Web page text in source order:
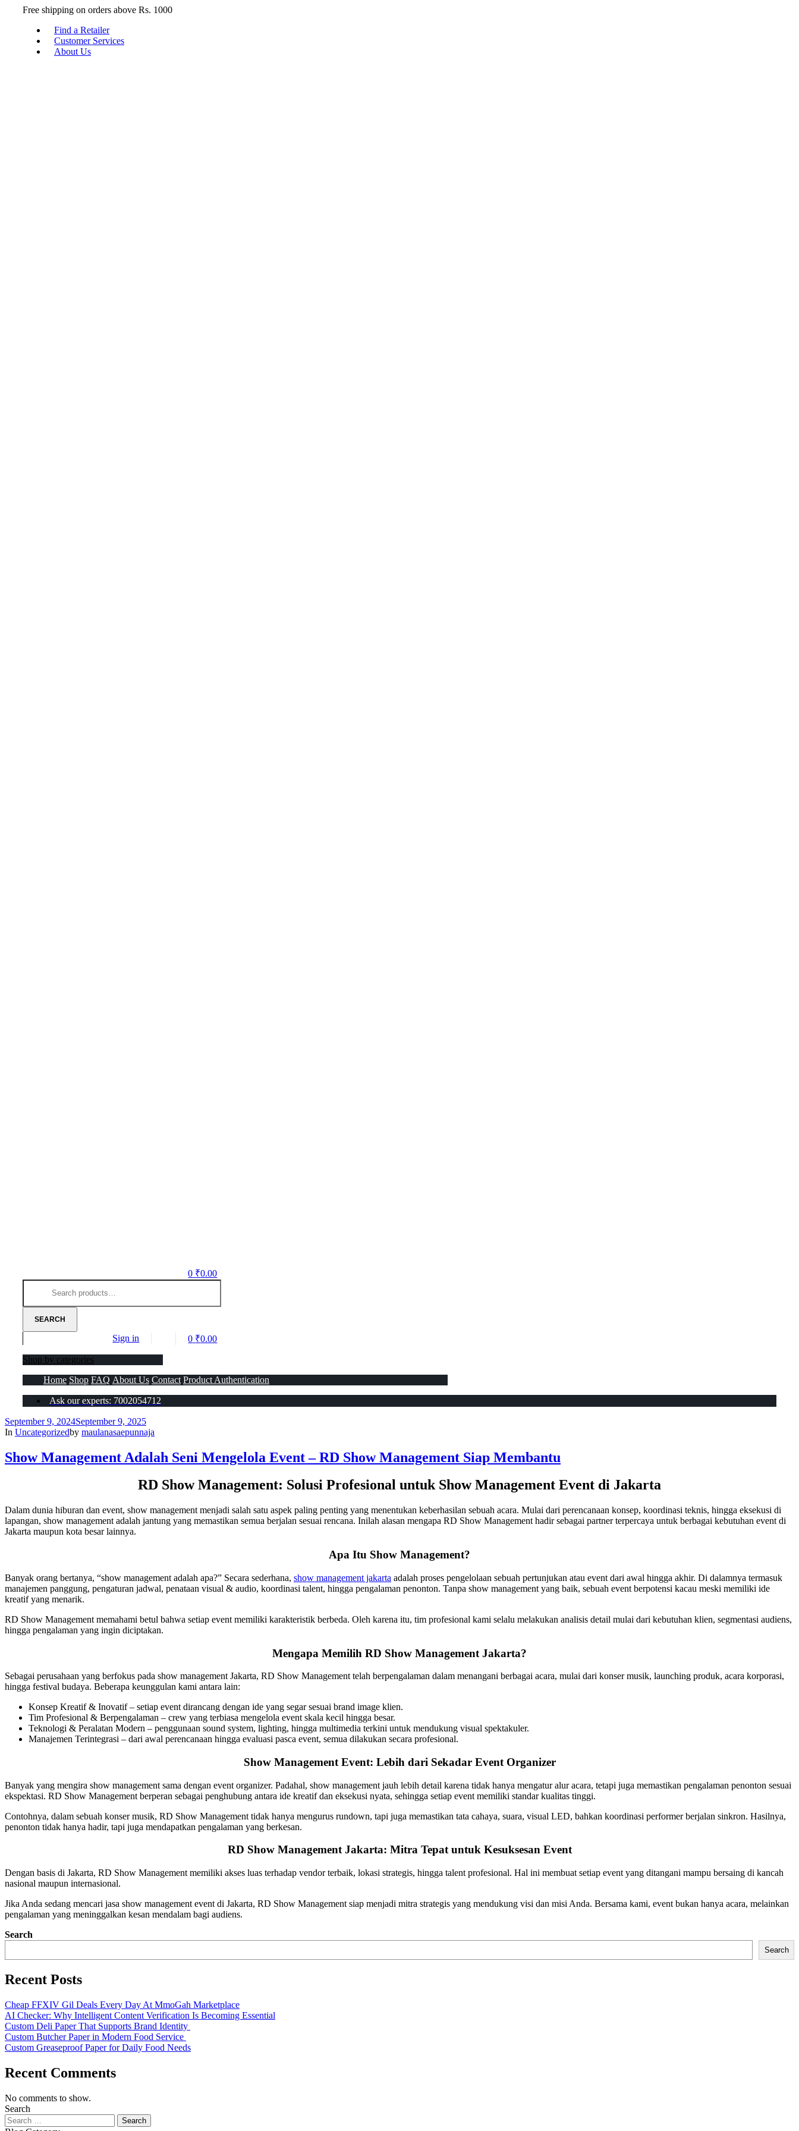
Free shipping on orders above Rs. 1000
Find a Retailer
Customer Services
About Us
0 ₹0.00
Search
SEARCH
Sign in 0 ₹0.00
Shop by categories
Home Shop FAQ About Us Contact Product Authentication
Ask our experts: 7002054712
September 9, 2024September 9, 2025
In Uncategorizedby maulanasaepunnaja
Show Management Adalah Seni Mengelola Event – RD Show Management Siap Membantu
RD Show Management: Solusi Profesional untuk Show Management Event di Jakarta
Dalam dunia hiburan dan event, show management menjadi salah satu aspek paling penting yang menentukan keberhasilan sebuah acara. Mulai dari perencanaan konsep, koordinasi teknis, hingga eksekusi di
lapangan, show management adalah jantung yang memastikan semua berjalan sesuai rencana. Inilah alasan mengapa RD Show Management hadir sebagai partner terpercaya untuk berbagai kebutuhan event di
Jakarta maupun kota besar lainnya.
Apa Itu Show Management?
Banyak orang bertanya, “show management adalah apa?” Secara sederhana, show management jakarta adalah proses pengelolaan sebuah pertunjukan atau event dari awal hingga akhir. Di dalamnya termasuk
manajemen panggung, pengaturan jadwal, penataan visual & audio, koordinasi talent, hingga pengalaman penonton. Tanpa show management yang baik, sebuah event berpotensi kacau meski memiliki ide
kreatif yang menarik.
RD Show Management memahami betul bahwa setiap event memiliki karakteristik berbeda. Oleh karena itu, tim profesional kami selalu melakukan analisis detail mulai dari kebutuhan klien, segmentasi audiens,
hingga pengalaman yang ingin diciptakan.
Mengapa Memilih RD Show Management Jakarta?
Sebagai perusahaan yang berfokus pada show management Jakarta, RD Show Management telah berpengalaman dalam menangani berbagai acara, mulai dari konser musik, launching produk, acara korporasi,
hingga festival budaya. Beberapa keunggulan kami antara lain:
Konsep Kreatif & Inovatif – setiap event dirancang dengan ide yang segar sesuai brand image klien.
Tim Profesional & Berpengalaman – crew yang terbiasa mengelola event skala kecil hingga besar.
Teknologi & Peralatan Modern – penggunaan sound system, lighting, hingga multimedia terkini untuk mendukung visual spektakuler.
Manajemen Terintegrasi – dari awal perencanaan hingga evaluasi pasca event, semua dilakukan secara profesional.
Show Management Event: Lebih dari Sekadar Event Organizer
Banyak yang mengira show management sama dengan event organizer. Padahal, show management jauh lebih detail karena tidak hanya mengatur alur acara, tetapi juga memastikan pengalaman penonton sesuai
ekspektasi. RD Show Management berperan sebagai penghubung antara ide kreatif dan eksekusi nyata, sehingga setiap event memiliki standar kualitas tinggi.
Contohnya, dalam sebuah konser musik, RD Show Management tidak hanya mengurus rundown, tapi juga memastikan tata cahaya, suara, visual LED, bahkan koordinasi performer berjalan sinkron. Hasilnya,
penonton tidak hanya hadir, tapi juga mendapatkan pengalaman yang berkesan.
RD Show Management Jakarta: Mitra Tepat untuk Kesuksesan Event
Dengan basis di Jakarta, RD Show Management memiliki akses luas terhadap vendor terbaik, lokasi strategis, hingga talent profesional. Hal ini membuat setiap event yang ditangani mampu bersaing di kancah
nasional maupun internasional.
Jika Anda sedang mencari jasa show management event di Jakarta, RD Show Management siap menjadi mitra strategis yang mendukung visi dan misi Anda. Bersama kami, event bukan hanya acara, melainkan
pengalaman yang meninggalkan kesan mendalam bagi audiens.
Search
Search
Recent Posts
Cheap FFXIV Gil Deals Every Day At MmoGah Marketplace
AI Checker: Why Intelligent Content Verification Is Becoming Essential
Custom Deli Paper That Supports Brand Identity
Custom Butcher Paper in Modern Food Service
Custom Greaseproof Paper for Daily Food Needs
Recent Comments
No comments to show.
Search
Search